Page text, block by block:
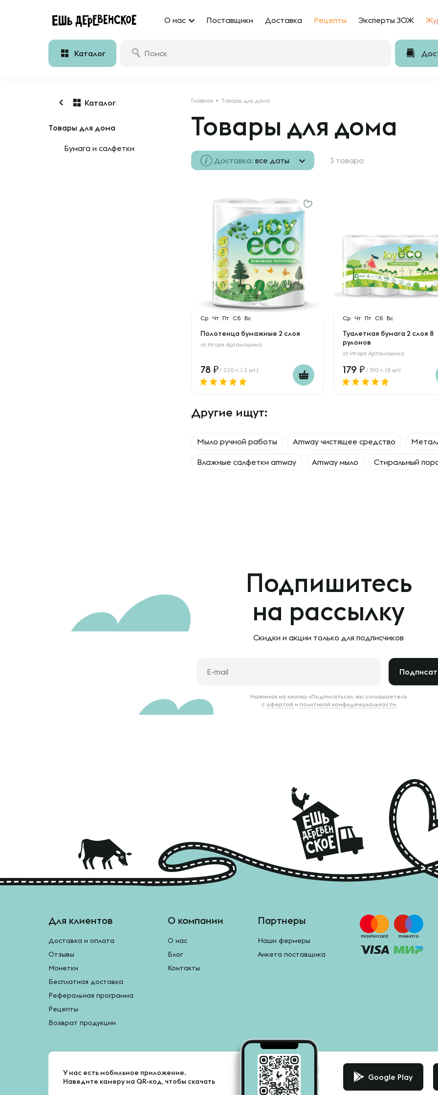
О нас Поставщики Доставка Рецепты Эксперты ЗОЖ
Каталог
Каталог
Товары для дома
Бумага и салфетки
Главная Товары для дома
Товары для дома
Доставка: все даты 3 товара
Ср Чт Пт Сб Вс
Полотенца бумажные 2 слоя
от Игоря Артамошина
78 / 220 г. ( 2 шт.)
Ср Чт Пт Сб Вс
Туалетная бумага 2 слоя 8
рулонов
от Игоря Артамошина
179 / 510 г. (8 шт)
Другие ищут:
Мыло ручной работы Amway чистящее средство
Влажные салфетки amway Amway мыло Стиральный
Подпишитесь
на рассылку
Скидки и акции только для подписчиков
Нажимая на кнопку «Подписаться», вы соглашаетесь
с офертой и политикой конфиденциальности
Для клиентов
Доставка и оплата
Отзывы
Монетки
Бесплатная доставка
Реферальная программа
Рецепты
Возврат продукции
О компании
О нас
Блог
Контакты
Партнеры
Наши фермеры
Анкета поставщика
У нас есть мобильное приложение.
Наведите камеру на QR-код, чтобы скачать
Google Play